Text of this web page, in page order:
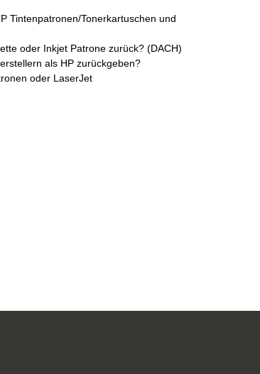
Tintenpatronen/Tonerkartuschen und
oder Inkjet Patrone zurück? (DACH)
als HP zurückgeben?
oder LaserJet